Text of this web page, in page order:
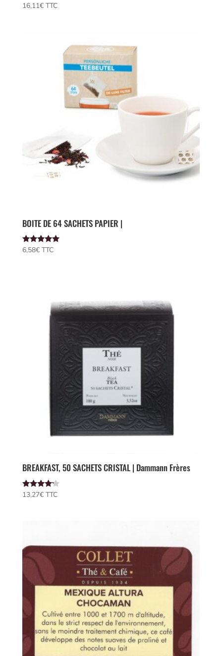
16,11€ TTC
BOITE DE 64 SACHETS PAPIER |
Note
6,58€ TTC
BREAKFAST, 50 SACHETS CRISTAL | Dammann Frères
Note
13,27€ TTC